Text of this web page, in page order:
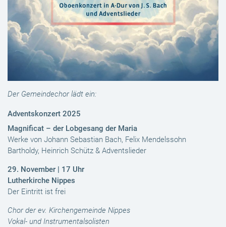
Der Gemeindechor lädt ein:
Adventskonzert 2025
Magnificat – der Lobgesang der Maria
Werke von Johann Sebastian Bach, Felix Mendelssohn
Bartholdy, Heinrich Schütz & Adventslieder
29. November | 17 Uhr
Lutherkirche Nippes
Der Eintritt ist frei
Chor der ev. Kirchengemeinde Nippes
Vokal- und Instrumentalsolisten